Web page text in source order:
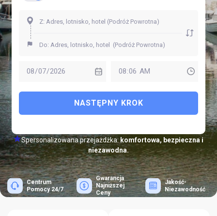
NASTĘPNY KROK
Spersonalizowana przejażdżka: komfortowa, bezpieczna i
niezawodna.
Centrum
Pomocy 24/7
Gwarancja
Najniższej
Ceny
Jakość-
Niezawodność